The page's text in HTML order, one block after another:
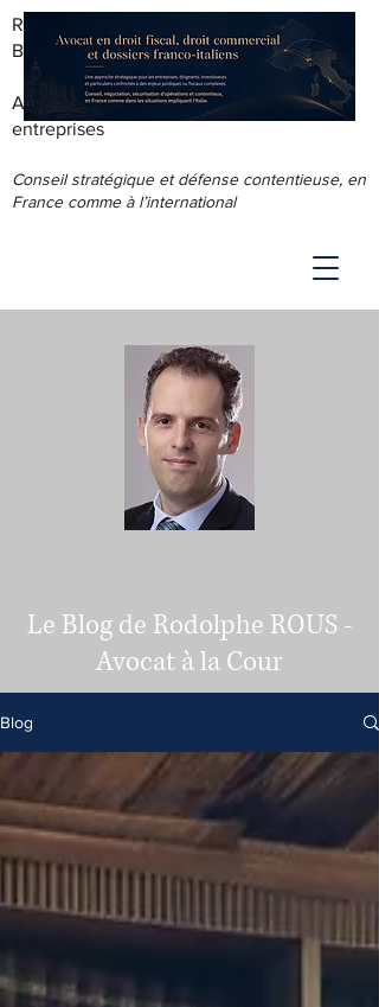
RODOLPHE ROUS - AVOCAT AU
BARREAU DE LYON
Accompagnement juridique & fiscal des
entreprises
Conseil stratégique et défense contentieuse, en
France comme à l’international
Le Blog de Rodolphe ROUS -
Avocat à la Cour
Blog